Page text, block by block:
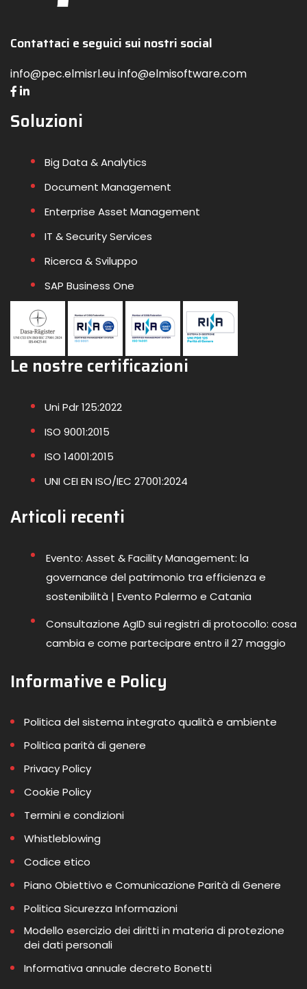
Contattaci e seguici sui nostri social
info@pec.elmisrl.eu info@elmisoftware.com
Soluzioni
Big Data & Analytics
Document Management
Enterprise Asset Management
IT & Security Services
Ricerca & Sviluppo
SAP Business One
Le nostre certificazioni
Uni Pdr 125:2022
ISO 9001:2015
ISO 14001:2015
UNI CEI EN ISO/IEC 27001:2024
Articoli recenti
Evento: Asset & Facility Management: la
governance del patrimonio tra efficienza e
sostenibilità | Evento Palermo e Catania
Consultazione AgID sui registri di protocollo: cosa
cambia e come partecipare entro il 27 maggio
Informative e Policy
Politica del sistema integrato qualità e ambiente
Politica parità di genere
Privacy Policy
Cookie Policy
Termini e condizioni
Whistleblowing
Codice etico
Piano Obiettivo e Comunicazione Parità di Genere
Politica Sicurezza Informazioni
Modello esercizio dei diritti in materia di protezione
dei dati personali
Informativa annuale decreto Bonetti